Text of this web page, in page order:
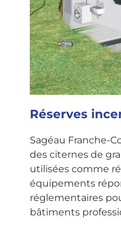
Réserves
Sagéau Franche-
des citernes de
utilisées comme
équipements
réglementaires
bâtiments